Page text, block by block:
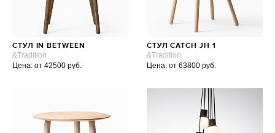
СТУЛ IN BETWEEN
&Tradition
Цена: от 42500 руб.
СТУЛ CATCH JH 1
&Tradition
Цена: от 63800 руб.